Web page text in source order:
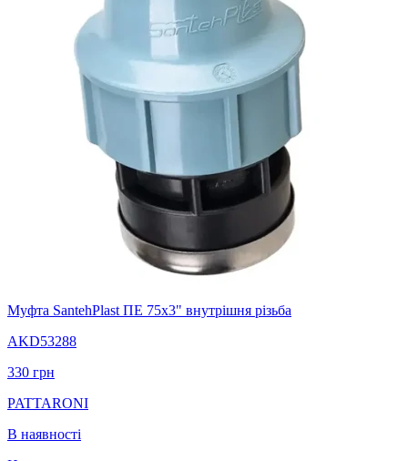
Муфта SantehPlast ПЕ 75x3" внутрішня різьба
AKD53288
330 грн
PATTARONI
В наявності